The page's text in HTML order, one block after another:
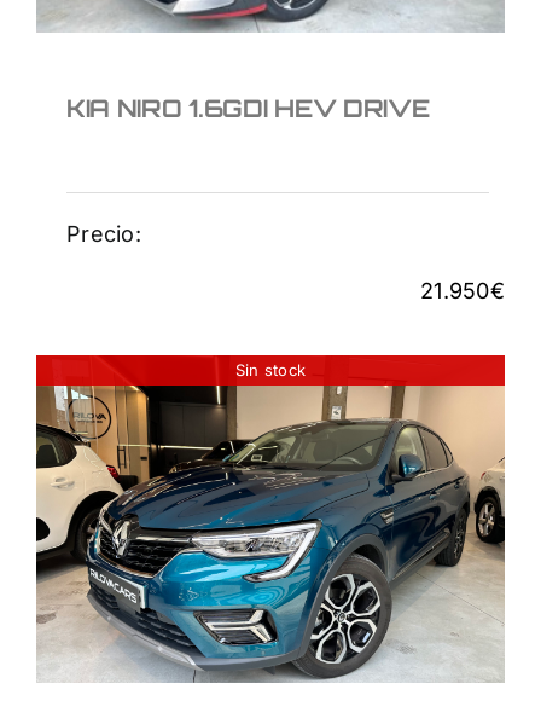
KIA NIRO 1.6GDI HEV DRIVE
Precio:
21.950€
Sin stock
RENAULT ARKANA
103KW EDC MILD ZEN
22.950€